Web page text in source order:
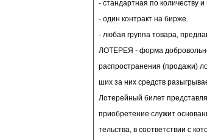
- стандартная по количеству и
- один контракт на бирже.
- любая группа товара,
ЛОТЕРЕЯ - форма
распространения (продажи)
ших за них средств
Лотерейный билет
приобретение служит
тельства, в соответствии с